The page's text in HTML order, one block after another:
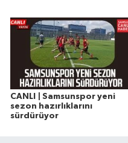
CANLI | Samsunspor yeni
sezon hazırlıklarını
sürdürüyor